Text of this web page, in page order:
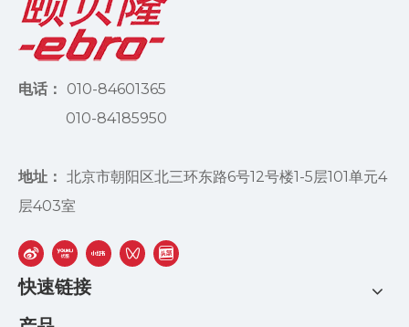
电话： 010-84601365
010-84185950
地址： 北京市朝阳区北三环东路6号12号楼1-5层101单元4
层403室
快速链接